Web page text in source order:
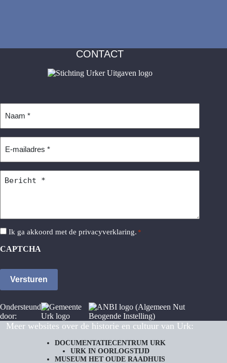
CONTACT
mailadres
Instemming
Ik ga akkoord met de privacyverklaring. *
CAPTCHA
Ondersteund
door:
Meer websites over de historie en cultuur van Urk:
DOCUMENTATIECENTRUM URK
URK IN OORLOGSTIJD
MUSEUM HET OUDE RAADHUIS